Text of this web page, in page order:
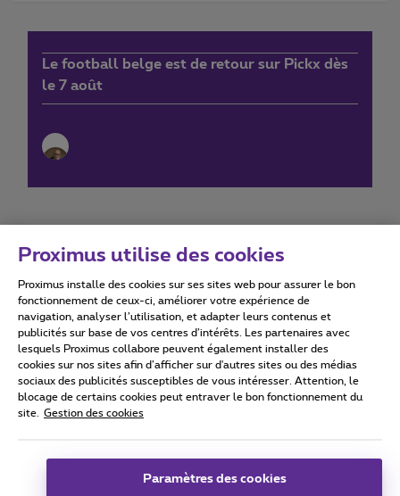
Le football belge est de retour sur Pickx dès
le 7 août
Conditions d'utilisation Accessibility statement
Tous droits réservés. © 2026 Proximus
Conditions générales, info consommateur
Coordonnées de l’entreprise
Proximus utilise des cookies
Proximus installe des cookies sur ses sites web pour assurer le bon
fonctionnement de ceux-ci, améliorer votre expérience de
navigation, analyser l’utilisation, et adapter leurs contenus et
publicités sur base de vos centres d’intérêts. Les partenaires avec
lesquels Proximus collabore peuvent également installer des
cookies sur nos sites afin d’afficher sur d'autres sites ou des médias
sociaux des publicités susceptibles de vous intéresser. Attention, le
blocage de certains cookies peut entraver le bon fonctionnement du
site.
Gestion des cookies
Paramètres des cookies